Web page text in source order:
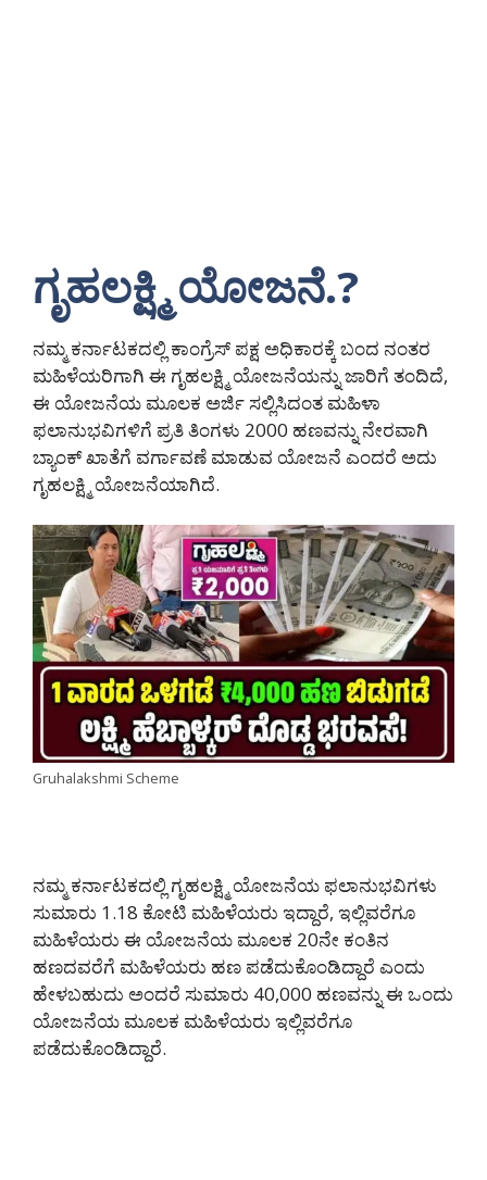
ಗೃಹಲಕ್ಷ್ಮಿ ಯೋಜನೆ.?
ನಮ್ಮ ಕರ್ನಾಟಕದಲ್ಲಿ ಕಾಂಗ್ರೆಸ್ ಪಕ್ಷ ಅಧಿಕಾರಕ್ಕೆ ಬಂದ ನಂತರ
ಮಹಿಳೆಯರಿಗಾಗಿ ಈ ಗೃಹಲಕ್ಷ್ಮಿ ಯೋಜನೆಯನ್ನು ಜಾರಿಗೆ ತಂದಿದೆ,
ಈ ಯೋಜನೆಯ ಮೂಲಕ ಅರ್ಜಿ ಸಲ್ಲಿಸಿದಂತ ಮಹಿಳಾ
ಫಲಾನುಭವಿಗಳಿಗೆ ಪ್ರತಿ ತಿಂಗಳು 2000 ಹಣವನ್ನು ನೇರವಾಗಿ
ಬ್ಯಾಂಕ್ ಖಾತೆಗೆ ವರ್ಗಾವಣೆ ಮಾಡುವ ಯೋಜನೆ ಎಂದರೆ ಅದು
ಗೃಹಲಕ್ಷ್ಮಿ ಯೋಜನೆಯಾಗಿದೆ.
Gruhalakshmi Scheme
ನಮ್ಮ ಕರ್ನಾಟಕದಲ್ಲಿ ಗೃಹಲಕ್ಷ್ಮಿ ಯೋಜನೆಯ ಫಲಾನುಭವಿಗಳು
ಸುಮಾರು 1.18 ಕೋಟಿ ಮಹಿಳೆಯರು ಇದ್ದಾರೆ, ಇಲ್ಲಿವರೆಗೂ
ಮಹಿಳೆಯರು ಈ ಯೋಜನೆಯ ಮೂಲಕ 20ನೇ ಕಂತಿನ
ಹಣದವರೆಗೆ ಮಹಿಳೆಯರು ಹಣ ಪಡೆದುಕೊಂಡಿದ್ದಾರೆ ಎಂದು
ಹೇಳಬಹುದು ಅಂದರೆ ಸುಮಾರು 40,000 ಹಣವನ್ನು ಈ ಒಂದು
ಯೋಜನೆಯ ಮೂಲಕ ಮಹಿಳೆಯರು ಇಲ್ಲಿವರೆಗೂ
ಪಡೆದುಕೊಂಡಿದ್ದಾರೆ.